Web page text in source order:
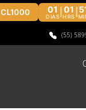
CL1000 01
DIAS
01
HRS
(55)